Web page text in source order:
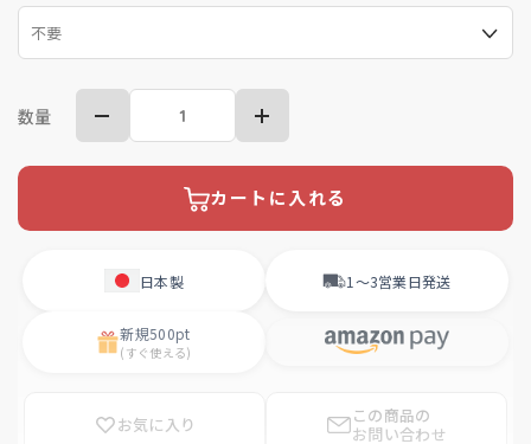
数量
カートに入れる
日本製 1〜3営業日発送
新規500pt
(すぐ使える)
お気に入り
この商品の
お問い合わせ